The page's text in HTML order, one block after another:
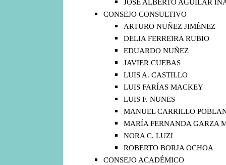
JOSÉ ALBERTO AGUILAR
CONSEJO CONSULTIVO
ARTURO NUÑEZ JIMÉNEZ
DELIA FERREIRA RUBIO
EDUARDO NUÑEZ
JAVIER CUEBAS
LUIS A. CASTILLO
LUIS FARÍAS MACKEY
LUIS F. NUNES
MANUEL CARRILLO
MARÍA FERNANDA GARZA
NORA C. LUZI
ROBERTO BORJA OCHOA
CONSEJO ACADÉMICO